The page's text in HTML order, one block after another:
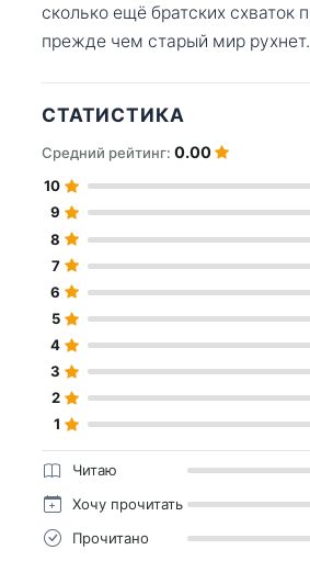
сколько ещё братских схваток
прежде чем старый мир рухнет.
СТАТИСТИКА
Средний рейтинг: 0.00
10
9
8
7
6
5
4
3
2
1
Читаю
Хочу прочитать
Прочитано